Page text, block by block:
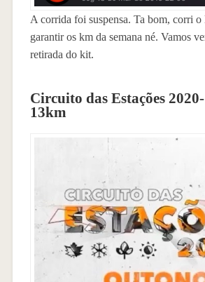
A corrida foi suspensa. Ta bom, corri o
garantir os km da semana né. Vamos
retirada do kit.
Circuito das Estações
13km